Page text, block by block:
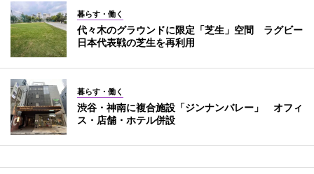
暮らす・働く
代々木のグラウンドに限定「芝生」空間 ラグビー
日本代表戦の芝生を再利用
暮らす・働く
渋谷・神南に複合施設「ジンナンバレー」 オフィ
ス・店舗・ホテル併設